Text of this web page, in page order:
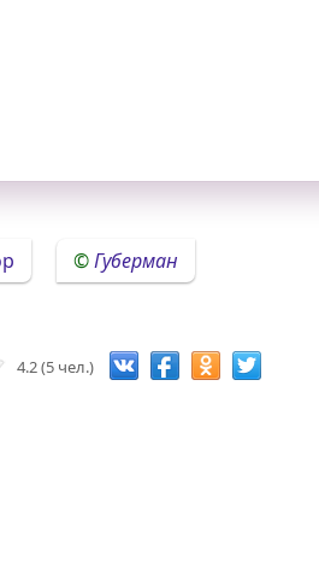
Губерман
4.2 (5 чел.)